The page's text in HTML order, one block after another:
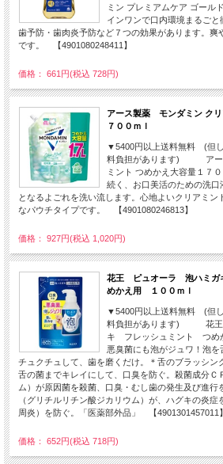
ミン プレミアムケア ゴール
インワンで口内環境まるご
歯予防・歯肉炎予防など７つの効果があります。爽
です。 【4901080248411】
価格： 661円(税込 728円)
アース製薬 モンダミン クリ
７００ｍｌ
▼5400円以上送料無料 (但
料負担があります) アー
ミント つめかえ大容量１７
続く、お口美活のための洗
となるよごれを洗い流します。心地よいクリアミン
なパウチタイプです。 【4901080246813】
価格： 927円(税込 1,020円)
花王 ピュオーラ 泡ハミ
めかえ用 １００ｍｌ
▼5400円以上送料無料 (但
料負担があります) 花王
キ フレッシュミント つめ
悪臭菌にも泡がジュワ！泡
チュクチュして、歯を磨くだけ。＊舌のブラッシン
舌の菌までキレイにして、口臭を防ぐ。殺菌成分Ｃ
ム）が原因菌を殺菌、口臭・むし歯の発生及び進行
（グリチルリチン酸ジカリウム）が、ハグキの炎
周炎）を防ぐ。「医薬部外品」 【4901301457011】
価格： 652円(税込 718円)